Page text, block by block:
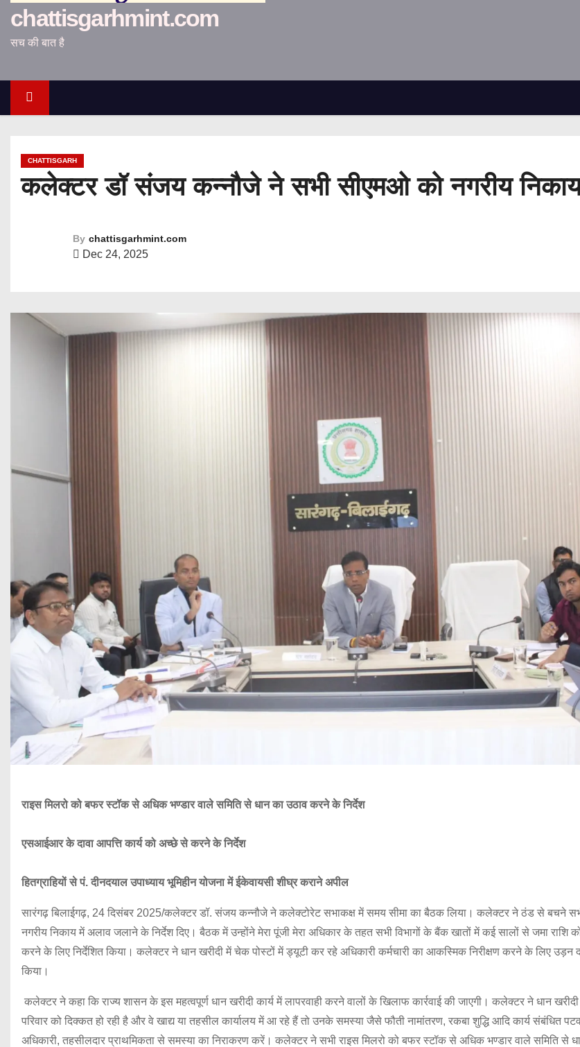
chattisgarhmint.com
सच की बात है
CHATTISGARH
कलेक्टर डॉ संजय कन्नौजे ने सभी सीएमओ को नगरीय
By chattisgarhmint.com
Dec 24, 2025
राइस मिलरो को बफर स्टॉक से अधिक भण्डार वाले समिति से धान का उठाव करने के निर्देश
एसआईआर के दावा आपत्ति कार्य को अच्छे से करने के निर्देश
हितग्राहियों से पं. दीनदयाल उपाध्याय भूमिहीन योजना में ईकेवायसी शीघ्र कराने अपील
सारंगढ़ बिलाईगढ़, 24 दिसंबर 2025/कलेक्टर डॉ. संजय कन्नौजे ने कलेक्टोरेट सभाकक्ष में समय सीमा का बैठक लिया। कलेक्टर ने ठंड से बचने
नगरीय निकाय में अलाव जलाने के निर्देश दिए। बैठक में उन्होंने मेरा पूंजी मेरा अधिकार के तहत सभी विभागों के बैंक खातों में कई सालों से जमा राशि
करने के लिए निर्देशित किया। कलेक्टर ने धान खरीदी में चेक पोस्टों में ड्यूटी कर रहे अधिकारी कर्मचारी का आकस्मिक निरीक्षण करने के लिए उड़न
किया।
कलेक्टर ने कहा कि राज्य शासन के इस महत्वपूर्ण धान खरीदी कार्य में लापरवाही करने वालों के खिलाफ कार्रवाई की जाएगी। कलेक्टर ने धान
परिवार को दिक्कत हो रही है और वे खाद्य या तहसील कार्यालय में आ रहे हैं तो उनके समस्या जैसे फौती नामांतरण, रकबा शुद्धि आदि कार्य संबंधित
अधिकारी, तहसीलदार प्राथमिकता से समस्या का निराकरण करें। कलेक्टर ने सभी राइस मिलरो को बफर स्टॉक से अधिक भण्डार वाले समिति से